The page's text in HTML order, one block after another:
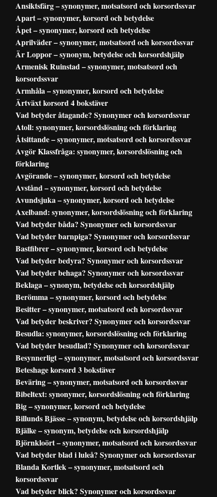
Ansiktsfärg – synonymer, motsatsord och korsordssvar
Apart – synonymer, korsord och betydelse
Åpet – synonymer, korsord och betydelse
Aprilväder – synonymer, motsatsord och korsordssvar
Är Loppor – synonym, betydelse och korsordshjälp
Armenisk Ruinstad – synonymer, motsatsord och
korsordssvar
Armhåla – synonymer, korsord och betydelse
Ärtväxt korsord 4 bokstäver
Vad betyder åtagande? Synonymer och korsordssvar
Atoll: synonymer, korsordslösning och förklaring
Åtsittande – synonymer, motsatsord och korsordssvar
Avgör Klassfråga: synonymer, korsordslösning och
förklaring
Avgörande – synonymer, korsord och betydelse
Avstånd – synonymer, korsord och betydelse
Avundsjuka – synonymer, korsord och betydelse
Axelband: synonymer, korsordslösning och förklaring
Vad betyder båda? Synonymer och korsordssvar
Vad betyder barnpiga? Synonymer och korsordssvar
Bastfibrer – synonymer, korsord och betydelse
Vad betyder bedyra? Synonymer och korsordssvar
Vad betyder behaga? Synonymer och korsordssvar
Beklaga – synonym, betydelse och korsordshjälp
Berömma – synonymer, korsord och betydelse
Besitter – synonymer, motsatsord och korsordssvar
Vad betyder beskriver? Synonymer och korsordssvar
Besudla: synonymer, korsordslösning och förklaring
Vad betyder besudlad? Synonymer och korsordssvar
Besynnerligt – synonymer, motsatsord och korsordssvar
Beteshage korsord 3 bokstäver
Beväring – synonymer, motsatsord och korsordssvar
Bibeltext: synonymer, korsordslösning och förklaring
Big – synonymer, korsord och betydelse
Billunds Bjässe – synonym, betydelse och korsordshjälp
Bjälke – synonym, betydelse och korsordshjälp
Björnkloört – synonymer, motsatsord och korsordssvar
Vad betyder blad i luleå? Synonymer och korsordssvar
Blanda Kortlek – synonymer, motsatsord och
korsordssvar
Vad betyder blick? Synonymer och korsordssvar